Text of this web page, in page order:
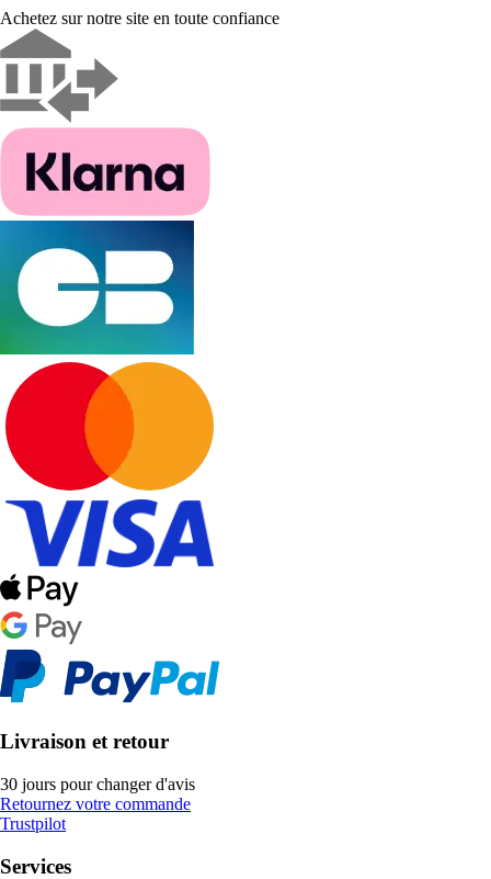
Achetez sur notre site en toute confiance
Livraison et retour
30 jours pour changer d'avis
Retournez votre commande
Trustpilot
Services